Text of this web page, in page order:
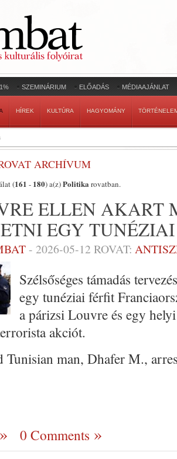
1% SZEMINÁRIUM ELŐADÁS MÉDIAAJÁNLAT
HÍREK KULTÚRA HAGYOMÁNY
ARCHÍVUM
(161 - 180) a(z)Politika rovatban.
ELLEN AKART
EGY
- 2026-05-12 ROVAT:
Szélsőséges támadás
egy tunéziai férfit
a párizsi Louvre és egy
akciót.
Tunisian man, Dhafer M.,
0 Comments